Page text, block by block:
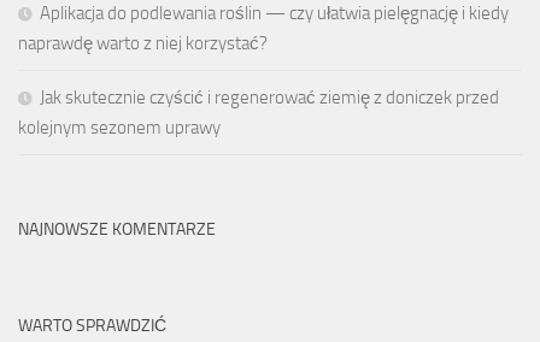
Aplikacja do podlewania roślin — czy ułatwia pielęgnację i kiedy
naprawdę warto z niej korzystać?
Jak skutecznie czyścić i regenerować ziemię z doniczek przed
kolejnym sezonem uprawy
NAJNOWSZE KOMENTARZE
WARTO SPRAWDZIĆ